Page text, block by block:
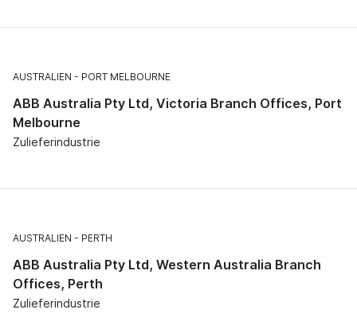
AUSTRALIEN PORT MELBOURNE
ABB Australia Pty Ltd, Victoria Branch Offices, Port
Melbourne
Zulieferindustrie
AUSTRALIEN PERTH
ABB Australia Pty Ltd, Western Australia Branch
Offices, Perth
Zulieferindustrie